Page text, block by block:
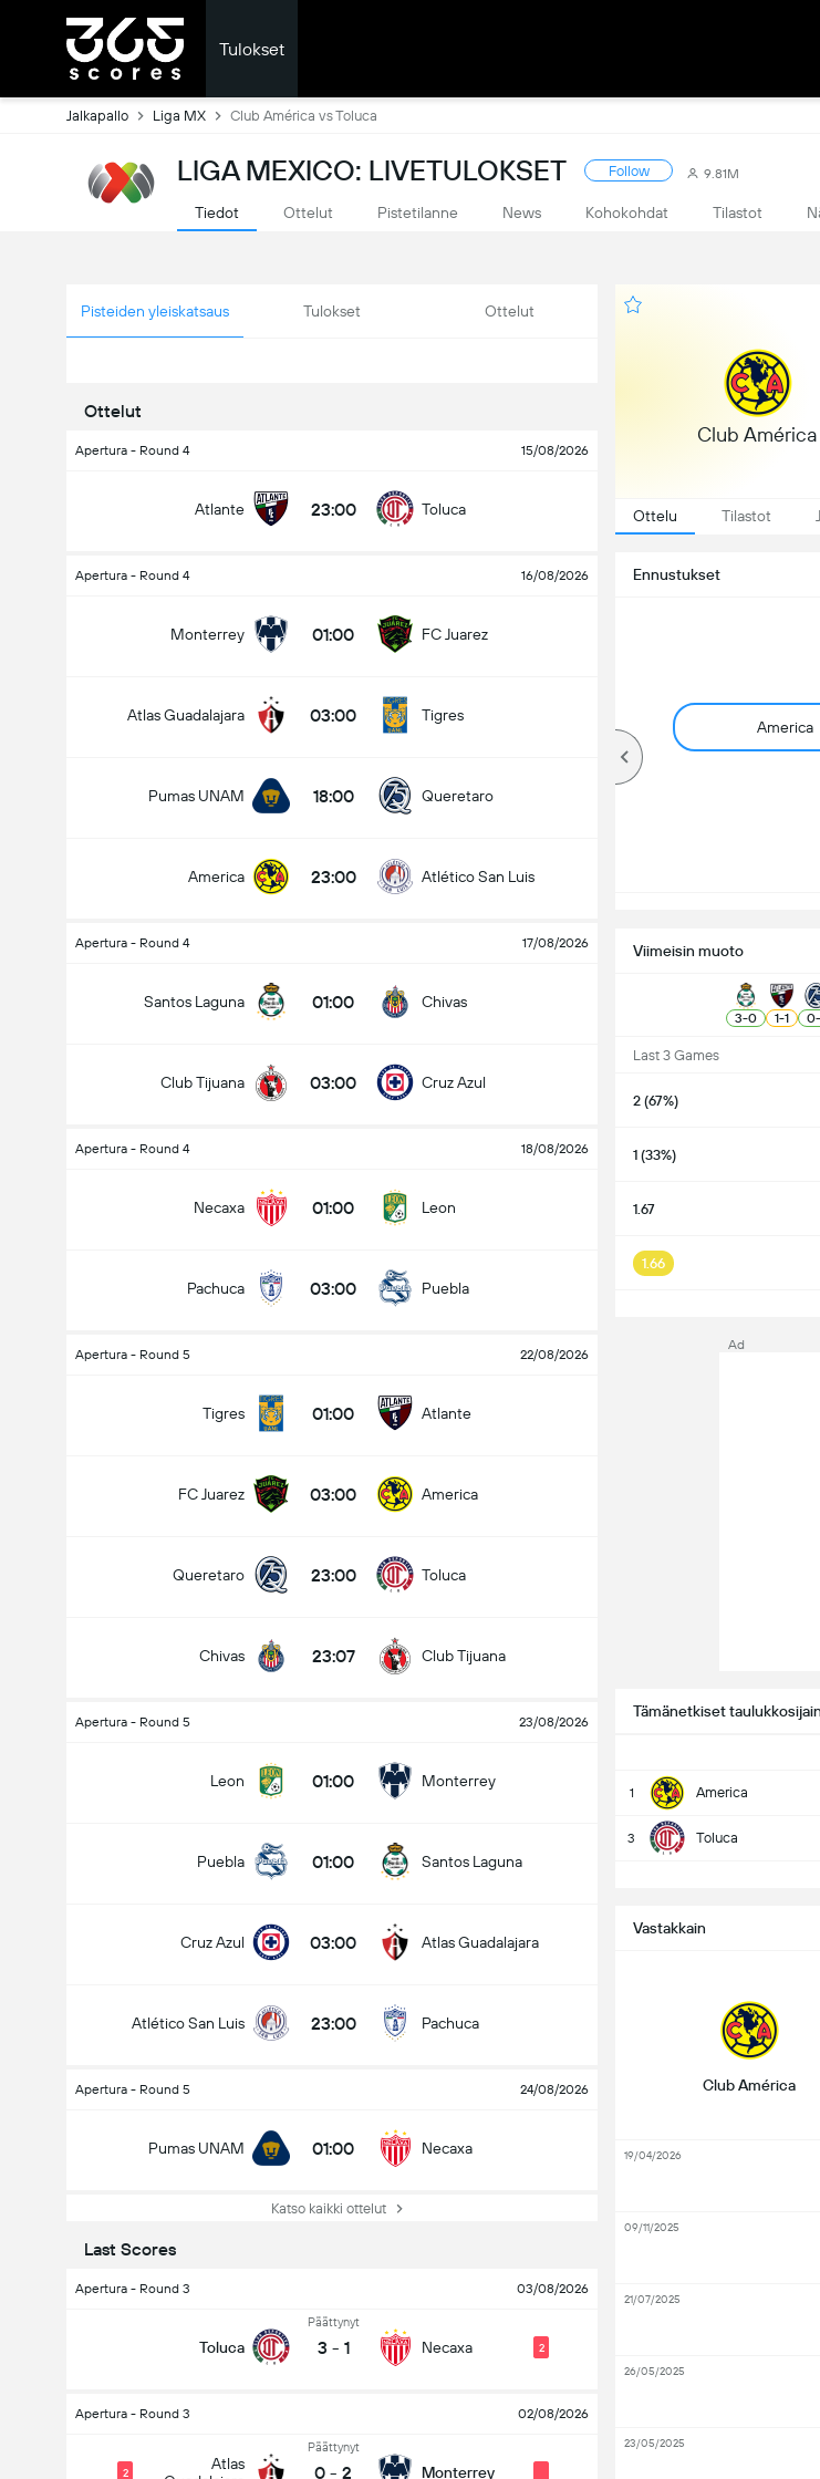
Tulokset
Jalkapallo Liga MX Club América vs Toluca
LIGA MEXICO: LIVETULOKSET Follow 9.81M
Tiedot Ottelut Pistetilanne News Kohokohdat Tilastot
Pisteiden yleiskatsaus Tulokset Ottelut
Ottelut
Apertura - Round 4 15/08/2026
Atlante 23:00 Toluca
Apertura - Round 4 16/08/2026
Monterrey 01:00 FC Juarez
Atlas Guadalajara 03:00 Tigres
Pumas UNAM 18:00 Queretaro
America 23:00 Atlético San Luis
Apertura - Round 4 17/08/2026
Santos Laguna 01:00 Chivas
Club Tijuana 03:00 Cruz Azul
Apertura - Round 4 18/08/2026
Necaxa 01:00 Leon
Pachuca 03:00 Puebla
Apertura - Round 5 22/08/2026
Tigres 01:00 Atlante
FC Juarez 03:00 America
Queretaro 23:00 Toluca
Chivas 23:07 Club Tijuana
Apertura - Round 5 23/08/2026
Leon 01:00 Monterrey
Puebla 01:00 Santos Laguna
Cruz Azul 03:00 Atlas Guadalajara
Atlético San Luis 23:00 Pachuca
Apertura - Round 5 24/08/2026
Pumas UNAM 01:00 Necaxa
Katso kaikki ottelut
Last Scores
Apertura - Round 3 03/08/2026
Toluca
Päättynyt
3 - 1 Necaxa 2
Apertura - Round 3 02/08/2026
Atlas
2
Päättynyt
0 - 2 Monterrey
Club América
Ottelu Tilastot
Ennustukset
America
Ottelussa maaleja yhteensä (2.5)
Yli
Viimeisin muoto
3-0 1-1 0-
Last 3 Games
2 (67%)
1 (33%)
1.67
1.66
Tämänetkiset
1 America
3 Toluca
Vastakkain
Club América
19/04/2026
09/11/2025
21/07/2025
26/05/2025
23/05/2025
Ad